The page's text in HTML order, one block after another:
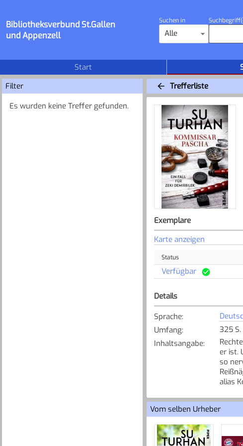
Bibliotheksverbund St.Gallen
und Appenzell
Suchen in
Alle
Start
Filter
Es wurden keine Treffer gefunden.
Trefferliste
Exemplare
Karte anzeigen
Status
Verfügbar
Details
Sprache:
Umfang:
325 S.
Inhaltsangabe:
er ist.
so
alias
Vom selben Urheber